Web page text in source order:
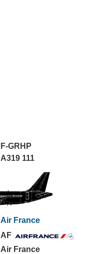
F-GRHP
A319 111
Air France
AF
Air France